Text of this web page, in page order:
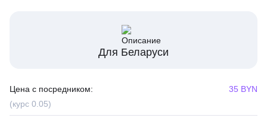
Для Беларуси
Цена с посредником:
(курс 0.05)
35 BYN